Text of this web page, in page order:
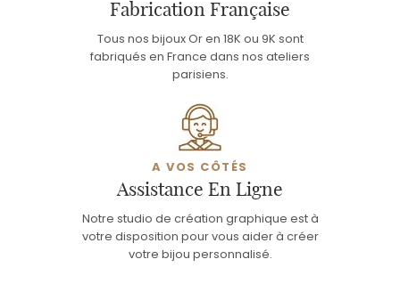
Fabrication Française
Tous nos bijoux Or en 18K ou 9K sont
fabriqués en France dans nos ateliers
parisiens.
A VOS CÔTÉS
Assistance En Ligne
Notre studio de création graphique est à
votre disposition pour vous aider à créer
votre bijou personnalisé.